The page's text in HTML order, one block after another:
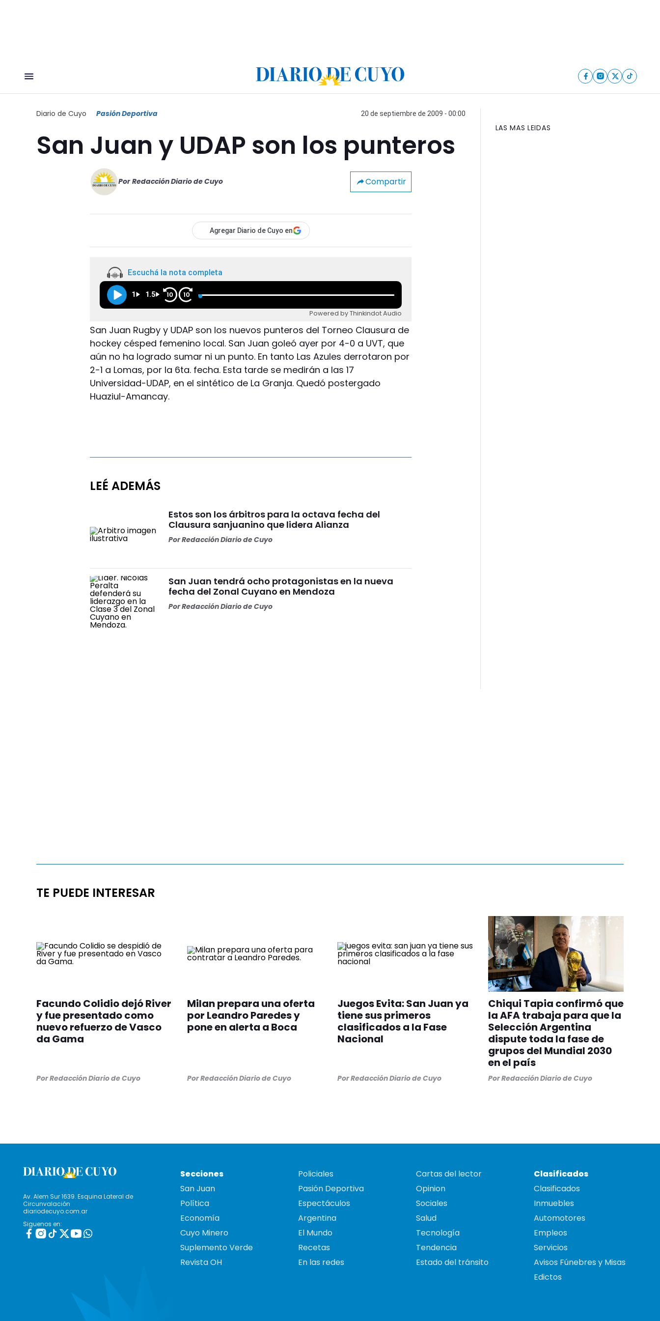
Diario de Cuyo Pasión Deportiva 20 de septiembre de 2009 - 00:00
San Juan y UDAP son los punteros
Por Redacción Diario de Cuyo Compartir
Agregar Diario de Cuyo en
Escuchá la nota completa
1 1.5 10 10
Powered by Thinkindot Audio
San Juan Rugby y UDAP son los nuevos punteros del Torneo Clausura de
hockey césped femenino local. San Juan goleó ayer por 4-0 a UVT, que
aún no ha logrado sumar ni un punto. En tanto Las Azules derrotaron por
2-1 a Lomas, por la 6ta. fecha. Esta tarde se medirán a las 17
Universidad-UDAP, en el sintético de La Granja. Quedó postergado
Huaziul-Amancay.
LEÉ ADEMÁS
Estos son los árbitros para la octava fecha del
Clausura sanjuanino que lidera Alianza
PorRedacción Diario de Cuyo
San Juan tendrá ocho protagonistas en la nueva
fecha del Zonal Cuyano en Mendoza
PorRedacción Diario de Cuyo
LAS MAS LEIDAS
TE PUEDE INTERESAR
Facundo Colidio dejó River
y fue presentado como
nuevo refuerzo de Vasco
da Gama
PorRedacción Diario de Cuyo
Milan prepara una oferta
por Leandro Paredes y
pone en alerta a Boca
PorRedacción Diario de Cuyo
Juegos Evita: San Juan ya
tiene sus primeros
clasificados a la Fase
Nacional
PorRedacción Diario de Cuyo
Chiqui Tapia confirmó que
la AFA trabaja para que la
Selección Argentina
dispute toda la fase de
grupos del Mundial 2030
en el país
PorRedacción Diario de Cuyo
Av. Alem Sur 1639. Esquina Lateral de
Circunvalación
diariodecuyo.com.ar
Siguenos en:
Secciones
San Juan
Política
Economía
Cuyo Minero
Suplemento Verde
Revista OH
Policiales
Pasión Deportiva
Espectáculos
Argentina
El Mundo
Recetas
En las redes
Cartas del lector
Opinion
Sociales
Salud
Tecnología
Tendencia
Estado del tránsito
Clasificados
Clasificados
Inmuebles
Automotores
Empleos
Servicios
Avisos Fúnebres y Misas
Edictos